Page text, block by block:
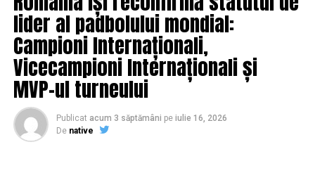
incluzive.”
lider al padbolului mondial:
Campioni Internaționali,
Vicecampioni Internaționali și
MVP-ul turneului
Publicat acum 3 săptămâni pe iulie 16, 2026
De native